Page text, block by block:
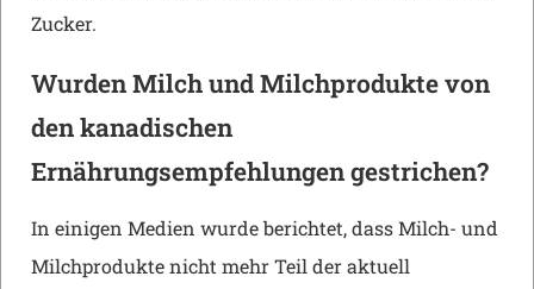
Zucker.
Wurden Milch und Milchprodukte von
den kanadischen
Ernährungsempfehlungen gestrichen?
In einigen Medien wurde berichtet, dass Milch- und
Milchprodukte nicht mehr Teil der aktuell